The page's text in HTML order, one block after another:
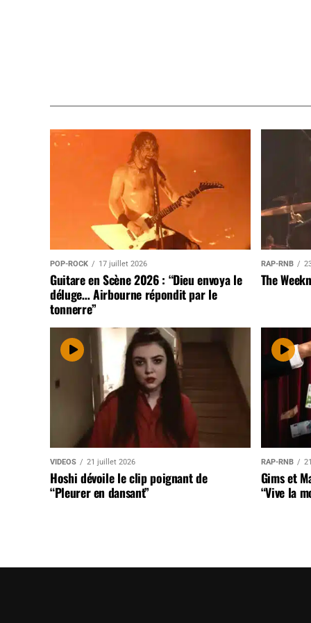
POP-ROCK 17 juillet 2026
Guitare en Scène 2026 : “Dieu envoya le
déluge… Airbourne répondit par le
tonnerre”
RAP-RNB
The
VIDEOS 21 juillet 2026
Hoshi dévoile le clip poignant de
“Pleurer en dansant”
RAP-RNB
Gims et
“Vive la